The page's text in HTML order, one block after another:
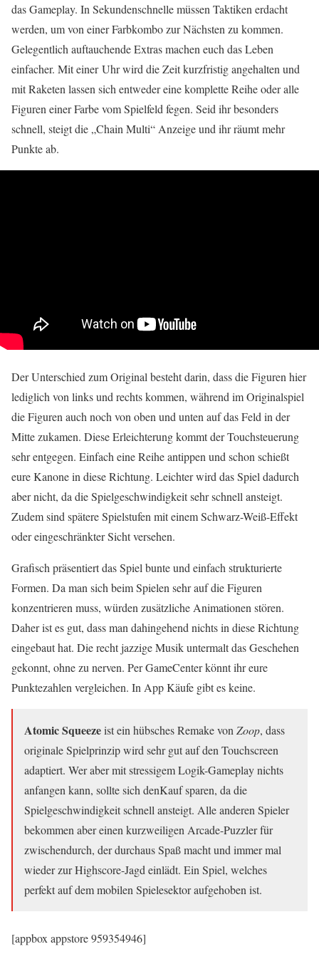
das Gameplay. In Sekundenschnelle müssen Taktiken erdacht
werden, um von einer Farbkombo zur Nächsten zu kommen.
Gelegentlich auftauchende Extras machen euch das Leben
einfacher. Mit einer Uhr wird die Zeit kurzfristig angehalten und
mit Raketen lassen sich entweder eine komplette Reihe oder alle
Figuren einer Farbe vom Spielfeld fegen. Seid ihr besonders
schnell, steigt die „Chain Multi“ Anzeige und ihr räumt mehr
Punkte ab.
Der Unterschied zum Original besteht darin, dass die Figuren hier
lediglich von links und rechts kommen, während im Originalspiel
die Figuren auch noch von oben und unten auf das Feld in der
Mitte zukamen. Diese Erleichterung kommt der Touchsteuerung
sehr entgegen. Einfach eine Reihe antippen und schon schießt
eure Kanone in diese Richtung. Leichter wird das Spiel dadurch
aber nicht, da die Spielgeschwindigkeit sehr schnell ansteigt.
Zudem sind spätere Spielstufen mit einem Schwarz-Weiß-Effekt
oder eingeschränkter Sicht versehen.
Grafisch präsentiert das Spiel bunte und einfach strukturierte
Formen. Da man sich beim Spielen sehr auf die Figuren
konzentrieren muss, würden zusätzliche Animationen stören.
Daher ist es gut, dass man dahingehend nichts in diese Richtung
eingebaut hat. Die recht jazzige Musik untermalt das Geschehen
gekonnt, ohne zu nerven. Per GameCenter könnt ihr eure
Punktezahlen vergleichen. In App Käufe gibt es keine.
Atomic Squeezeist ein hübsches Remake von Zoop, dass
originale Spielprinzip wird sehr gut auf den Touchscreen
adaptiert. Wer aber mit stressigem Logik-Gameplay nichts
anfangen kann, sollte sich denKauf sparen, da die
Spielgeschwindigkeit schnell ansteigt. Alle anderen Spieler
bekommen aber einen kurzweiligen Arcade-Puzzler für
zwischendurch, der durchaus Spaß macht und immer mal
wieder zur Highscore-Jagd einlädt. Ein Spiel, welches
perfekt auf dem mobilen Spielesektor aufgehoben ist.
[appbox appstore 959354946]